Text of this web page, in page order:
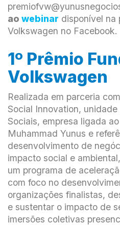
ao webinar disponível na
Volkswagen no Facebook.
1º Prêmio
Volkswagen
Realizada em parceria
Social Innovation,
Sociais, empresa ligada
Muhammad Yunus e
desenvolvimento de
impacto social e
um programa de
com foco no
organizações finalistas,
e sustentar o impacto de
imersões coletivas